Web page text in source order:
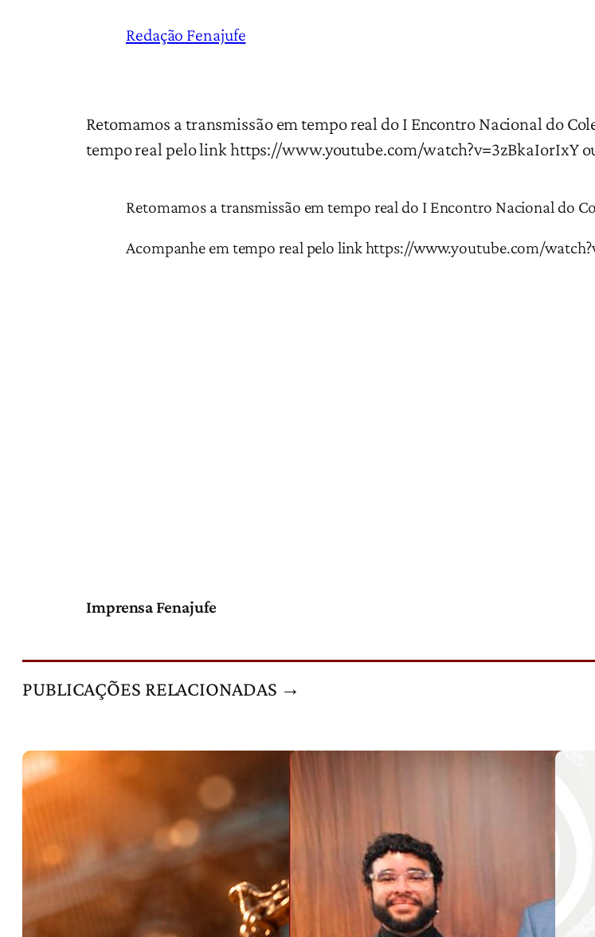
Redação Fenajufe
Retomamos a transmissão em tempo real do I Encontro Nacional do
tempo real pelo link https://www.youtube.com/watch?v=3zBkaIorIxY
Retomamos a transmissão em tempo real do I Encontro Nacional do
Acompanhe em tempo real pelo link https://www.youtube.com/
Imprensa Fenajufe
PUBLICAÇÕES RELACIONADAS →